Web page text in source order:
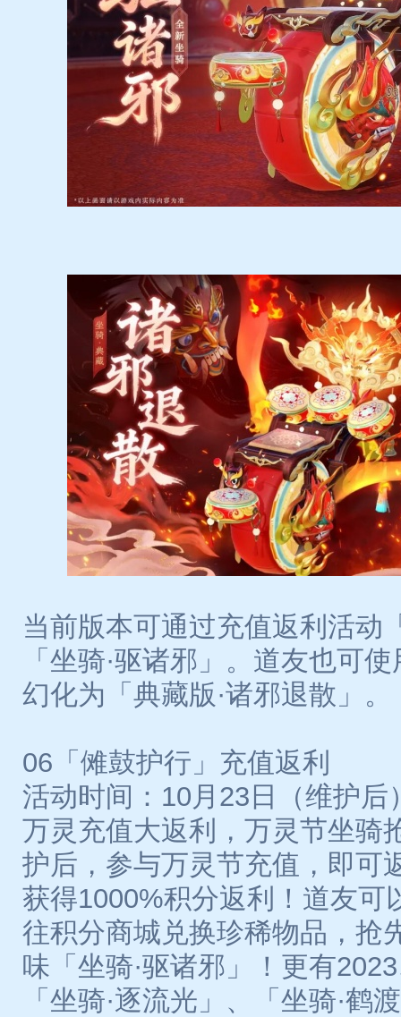
当前版本可通过充值返利活动
「坐骑·驱诸邪」。道友也可
幻化为「典藏版·诸邪退散」。
06「傩鼓护行」充值返利
活动时间：10月23日（维护后
万灵充值大返利，万灵节坐骑
护后，参与万灵节充值，即可
获得1000%积分返利！道友可
往积分商城兑换珍稀物品，抢
味「坐骑·驱诸邪」！更有
「坐骑·逐流光」、「坐骑·鹤